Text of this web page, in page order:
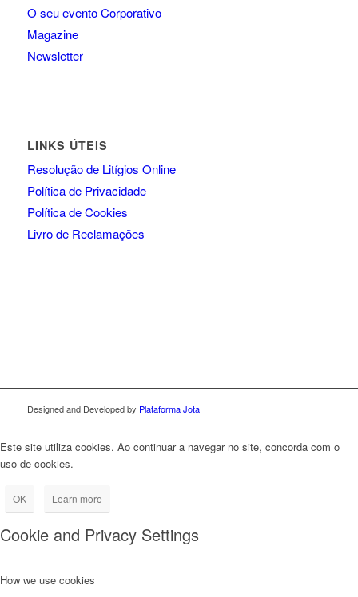
O seu evento Corporativo
Magazine
Newsletter
LINKS ÚTEIS
Resolução de Litígios Online
Política de Privacidade
Política de Cookies
Livro de Reclamações
Designed and Developed by Plataforma Jota
Este site utiliza cookies. Ao continuar a navegar no site, concorda com o
uso de cookies.
OK Learn more
Cookie and Privacy Settings
How we use cookies